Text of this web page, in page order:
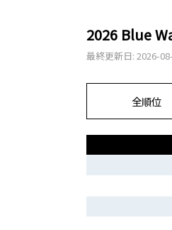
2026 Blue
最終更新日: 2026-
全順位